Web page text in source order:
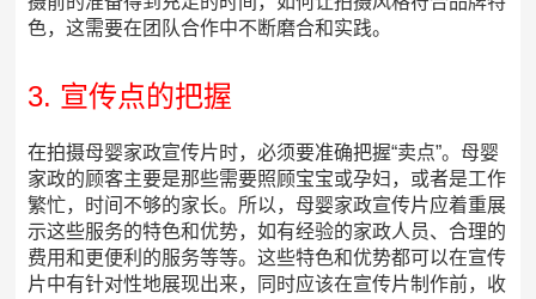
色，这需要在团队合作中不断磨合和实践。
3. 宣传点的把握
在拍摄母婴家政宣传片时，必须要准确把握“卖点”。母婴
家政的顾客主要是那些需要照顾宝宝或孕妇，或者是工作
繁忙，时间不够的家长。所以，母婴家政宣传片应着重展
示这些服务的特色和优势，如有经验的家政人员、合理的
费用和更便利的服务等等。这些特色和优势都可以在宣传
片中有针对性地展现出来，同时应该在宣传片制作前，收